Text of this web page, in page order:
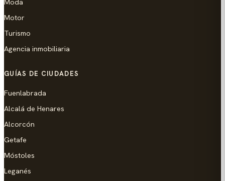
Motor
Turismo
Agencia inmobiliaria
GUÍAS DE CIUDADES
Fuenlabrada
Alcalá de Henares
Alcorcón
Getafe
Móstoles
Leganés